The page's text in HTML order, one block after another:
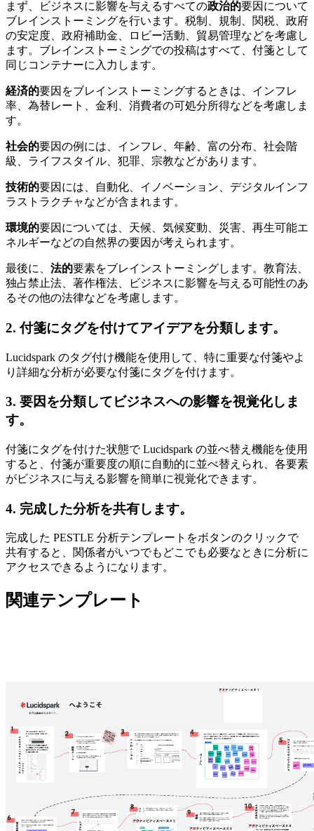
まず、ビジネスに影響を与えるすべての政治的要因について
ブレインストーミングを行います。税制、規制、関税、政府
の安定度、政府補助金、ロビー活動、貿易管理などを考慮し
ます。ブレインストーミングでの投稿はすべて、付箋として
同じコンテナーに入力します。
経済的要因をブレインストーミングするときは、インフレ
率、為替レート、金利、消費者の可処分所得などを考慮しま
す。
社会的要因の例には、インフレ、年齢、富の分布、社会階
級、ライフスタイル、犯罪、宗教などがあります。
技術的要因には、自動化、イノベーション、デジタルインフ
ラストラクチャなどが含まれます。
環境的要因については、天候、気候変動、災害、再生可能エ
ネルギーなどの自然界の要因が考えられます。
最後に、 法的要素をブレインストーミングします。教育法、
独占禁止法、著作権法、ビジネスに影響を与える可能性のあ
るその他の法律などを考慮します。
2. 付箋にタグを付けてアイデアを分類します。
Lucidspark のタグ付け機能を使用して、特に重要な付箋やよ
り詳細な分析が必要な付箋にタグを付けます。
3. 要因を分類してビジネスへの影響を視覚化しま
す。
付箋にタグを付けた状態で Lucidspark の並べ替え機能を使用
すると、付箋が重要度の順に自動的に並べ替えられ、各要素
がビジネスに与える影響を簡単に視覚化できます。
4. 完成した分析を共有します。
完成した PESTLE 分析テンプレートをボタンのクリックで
共有すると、関係者がいつでもどこでも必要なときに分析に
アクセスできるようになります。
関連テンプレート